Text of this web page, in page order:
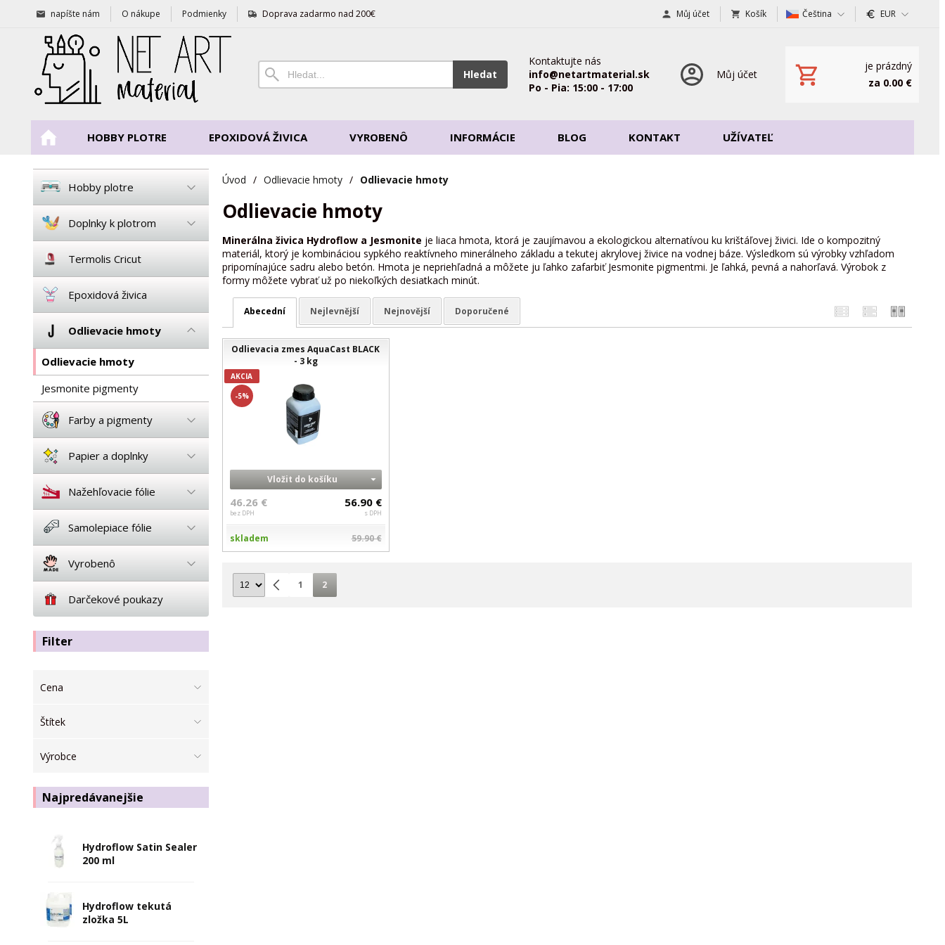
napíšte nám O nákupe Podmienky Doprava zadarmo nad 200€ Můj účet Košík Čeština EUR
Hledat
Kontaktujte nás
info@netartmaterial.sk
Po - Pia: 15:00 - 17:00
Můj účet
je prázdný
za 0.00 €
HOBBY PLOTRE EPOXIDOVÁ ŽIVICA VYROBENÔ INFORMÁCIE BLOG KONTAKT UŽÍVATEĽ
Hobby plotre
Doplnky k plotrom
Termolis Cricut
Epoxidová živica
Odlievacie hmoty
Odlievacie hmoty
Jesmonite pigmenty
Farby a pigmenty
Papier a doplnky
Nažehľovacie fólie
Samolepiace fólie
Vyrobenô
Darčekové poukazy
Filter
Cena
Štítek
Výrobce
Najpredávanejšie
Hydroflow Satin Sealer
200 ml
Hydroflow tekutá
zložka 5L
Úvod / Odlievacie hmoty / Odlievacie hmoty
Odlievacie hmoty
Minerálna živica Hydroflow a Jesmonite je liaca hmota, ktorá je zaujímavou a ekologickou alternatívou ku krištáľovej živici. Ide o kompozitný
materiál, ktorý je kombináciou sypkého reaktívneho minerálneho základu a tekutej akrylovej živice na vodnej báze. Výsledkom sú výrobky vzhľadom
pripomínajúce sadru alebo betón. Hmota je nepriehľadná a môžete ju ľahko zafarbiť Jesmonite pigmentmi. Je ľahká, pevná a nahorľavá. Výrobok z
formy môžete vybrať už po niekoľkých desiatkach minút.
Abecední Nejlevnější Nejnovější Doporučené
Odlievacia zmes AquaCast BLACK
- 3 kg
AKCIA
-5%
Vložit do košíku
46.26 €
bez DPH
56.90 €
s DPH
skladem 59.90 €
1 2